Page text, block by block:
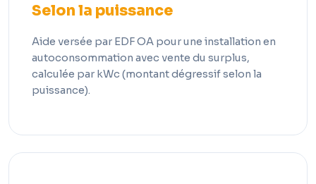
Selon la puissance
Aide versée par EDF OA pour une installation en
autoconsommation avec vente du surplus,
calculée par kWc (montant dégressif selon la
puissance).